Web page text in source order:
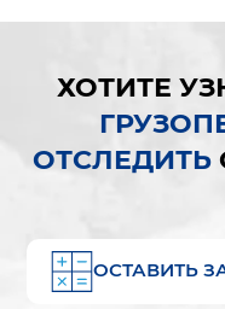
ХОТИТЕ
ОТСЛЕДИТЬ
ОСТАВИТЬ